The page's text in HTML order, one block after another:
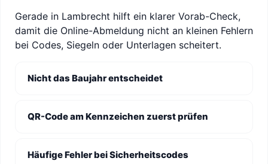
Gerade in Lambrecht hilft ein klarer Vorab-Check,
damit die Online-Abmeldung nicht an kleinen Fehlern
bei Codes, Siegeln oder Unterlagen scheitert.
Nicht das Baujahr entscheidet
QR-Code am Kennzeichen zuerst prüfen
Häufige Fehler bei Sicherheitscodes